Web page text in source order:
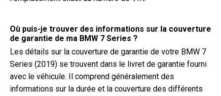
Où puis-je trouver des informations sur la couverture
de garantie de ma BMW 7 Series ?
Les détails sur la couverture de garantie de votre BMW 7
Series (2019) se trouvent dans le livret de garantie fourni
avec le véhicule. Il comprend généralement des
informations sur la durée et la couverture des différents